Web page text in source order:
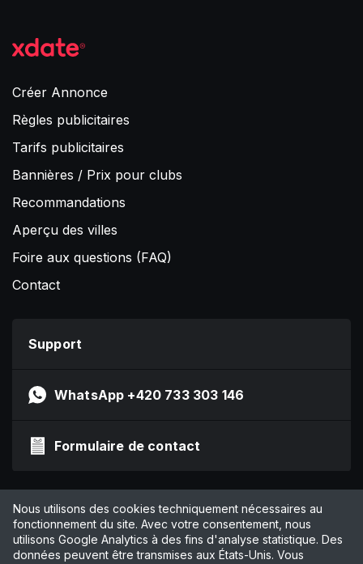
Créer Annonce
Règles publicitaires
Tarifs publicitaires
Bannières / Prix pour clubs
Recommandations
Aperçu des villes
Foire aux questions (FAQ)
Contact
Support
WhatsApp +420 733 303 146
Formulaire de contact
Impressum
Politique de confidentialité
CGV
Nous utilisons des cookies techniquement nécessaires au
fonctionnement du site. Avec votre consentement, nous
utilisons Google Analytics à des fins d'analyse statistique. Des
données peuvent être transmises aux États-Unis. Vous